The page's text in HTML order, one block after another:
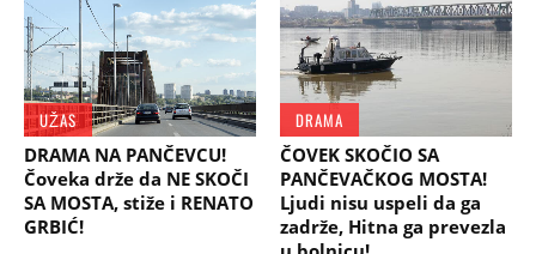
UŽAS
DRAMA NA PANČEVCU!
Čoveka drže da NE SKOČI
SA MOSTA, stiže i RENATO
GRBIĆ!
DRAMA
ČOVEK SKOČIO SA
PANČEVAČKOG MOSTA!
Ljudi nisu uspeli da ga
zadrže, Hitna ga prevezla